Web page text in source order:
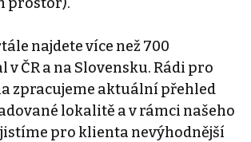
najdete více než 700
v ČR a na Slovensku. Rádi pro
zpracujeme aktuální přehled
lokalitě a v rámci našeho
pro klienta nevýhodnější